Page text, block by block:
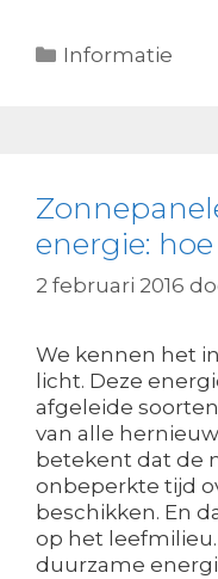
Categorieën
Informatie
energie:
2 februari 2016
We kennen het
licht. Deze
afgeleide
van alle
betekent dat de
onbeperkte tijd
beschikken. En
op het
duurzame